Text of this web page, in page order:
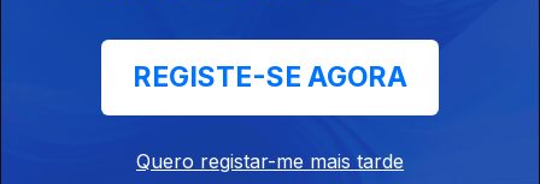
Com Marco Torre | Juan Gonzalo Gomez Deval
19 abr. 2026
REGISTE-SE AGORA
Quero registar-me mais tarde